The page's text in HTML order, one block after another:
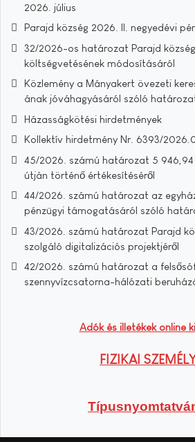
2026. július
Parajd község 2026. II. negyedévi
32/2026-os határozat Parajd
költségvetésének módosításáról
Közlemény a Mányakert övezeti
ának jóváhagyásáról szóló
Házasságkötési hirdetmények
Kollektív hirdetmény Nr. 6393/
45/2026. számú határozat 5
útján történő értékesítéséről
44/2026. számú határozat az
pénzügyi támogatásáról szóló
43/2026. számú határozat Parajd
szolgáló digitalizációs projektjéről
42/2026. számú határozat a
szennyvízcsatorna-hálózati
Adók és illetékek online
FIZIKAI